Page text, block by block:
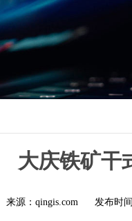
大庆铁矿干
来源：qingis.com 发布时间